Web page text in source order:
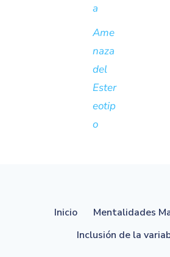
a
Ame
naza
del
Ester
eotip
o
Inicio
Mentalidades
Inclusión de la